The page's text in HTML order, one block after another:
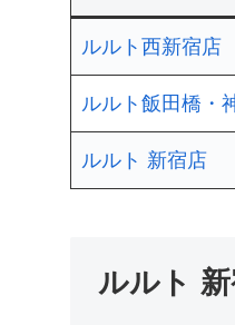
ルルト西新宿店
ルルト飯田橋・
ルルト 新宿店
ルルト